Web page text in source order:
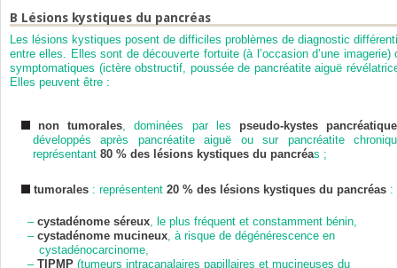
B Lésions kystiques du pancréas
Les lésions kystiques posent de difficiles problèmes de diagnostic
entre elles. Elles sont de découverte fortuite (à l’occasion d’une imagerie)
symptomatiques (ictère obstructif, poussée de pancréatite aiguë
Elles peuvent être :
non tumorales, dominées par les pseudo-kystes
développés après pancréatite aiguë ou sur pancréatite
représentant 80 % des lésions kystiques du pancréas ;
tumorales : représentent 20 % des lésions kystiques du pancréas :
– cystadénome séreux, le plus fréquent et constamment bénin,
– cystadénome mucineux, à risque de dégénérescence en
cystadénocarcinome,
– TIPMP(tumeurs intracanalaires papillaires et mucineuses du